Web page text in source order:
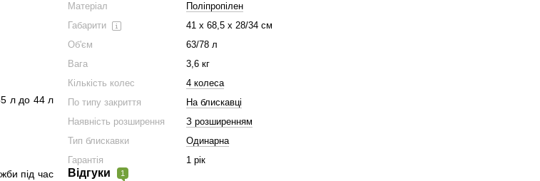
л до 44 л
під час
Матеріал
Поліпропілен
Габарити
41 х 68,5 х 28/34 см
Об'єм
63/78 л
Вага
3,6 кг
Кількість колес
4 колеса
По типу закриття
На блискавці
Наявність розширення
З розширенням
Тип блискавки
Одинарна
Гарантія
1 рік
Відгуки 1